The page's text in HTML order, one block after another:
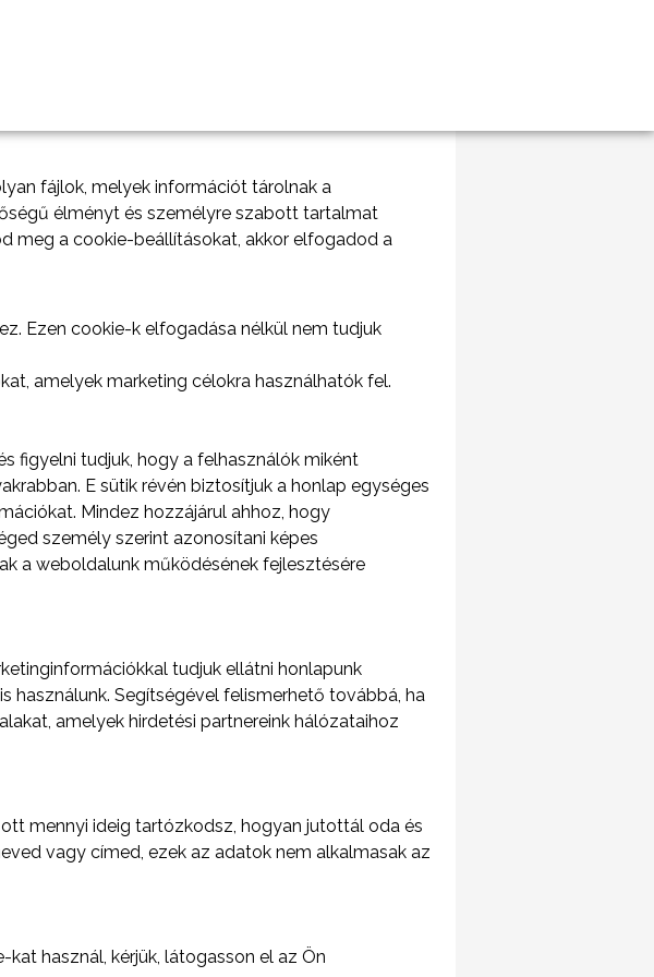
fájlok, melyek információt tárolnak a
élményt és személyre szabott tartalmat
meg a cookie-beállításokat, akkor elfogadod a
Ezen cookie-k elfogadása nélkül nem tudjuk
amelyek marketing célokra használhatók fel.
figyelni tudjuk, hogy a felhasználók miként
E sütik révén biztosítjuk a honlap egységes
Mindez hozzájárul ahhoz, hogy
személy szerint azonosítani képes
a weboldalunk működésének fejlesztésére
tudjuk ellátni honlapunk
Segítségével felismerhető továbbá, ha
amelyek hirdetési partnereink hálózataihoz
mennyi ideig tartózkodsz, hogyan jutottál oda és
vagy címed, ezek az adatok nem alkalmasak az
használ, kérjük, látogasson el az Ön